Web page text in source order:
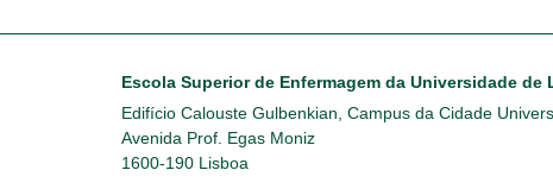
Escola Superior de Enfermagem da Universidade de
Edifício Calouste Gulbenkian, Campus da Cidade
Avenida Prof. Egas Moniz
1600-190 Lisboa